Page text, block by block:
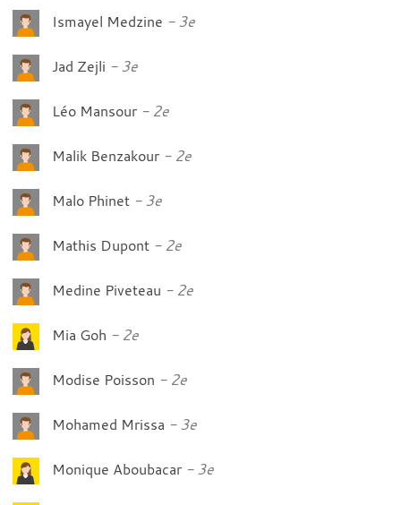
Ismayel Medzine 3e
Jad Zejli 3e
Léo Mansour 2e
Malik Benzakour 2e
Malo Phinet 3e
Mathis Dupont 2e
Medine Piveteau 2e
Mia Goh 2e
Modise Poisson 2e
Mohamed Mrissa 3e
Monique Aboubacar 3e